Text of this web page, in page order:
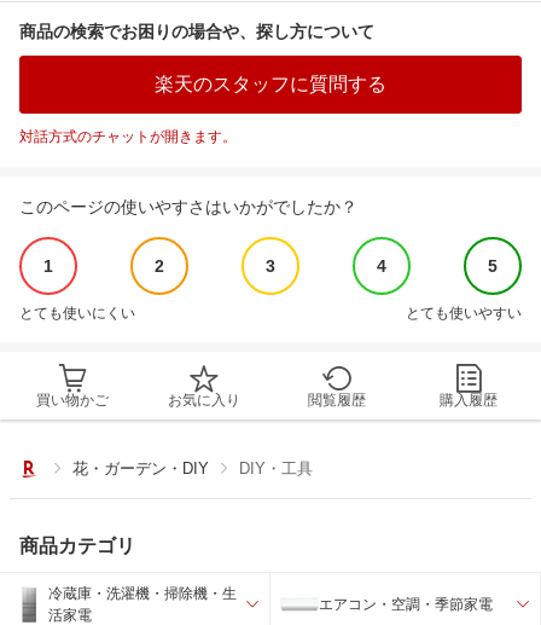
商品の検索でお困りの場合や、探し方について
楽天のスタッフに質問する
対話方式のチャットが開きます。
このページの使いやすさはいかがでしたか？
1 2 3 4 5
とても使いにくい とても使いやすい
買い物かご お気に入り 閲覧履歴 購入履歴
花・ガーデン・DIY DIY・工具
商品カテゴリ
冷蔵庫・洗濯機・掃除機・生
活家電
エアコン・空調・季節家電